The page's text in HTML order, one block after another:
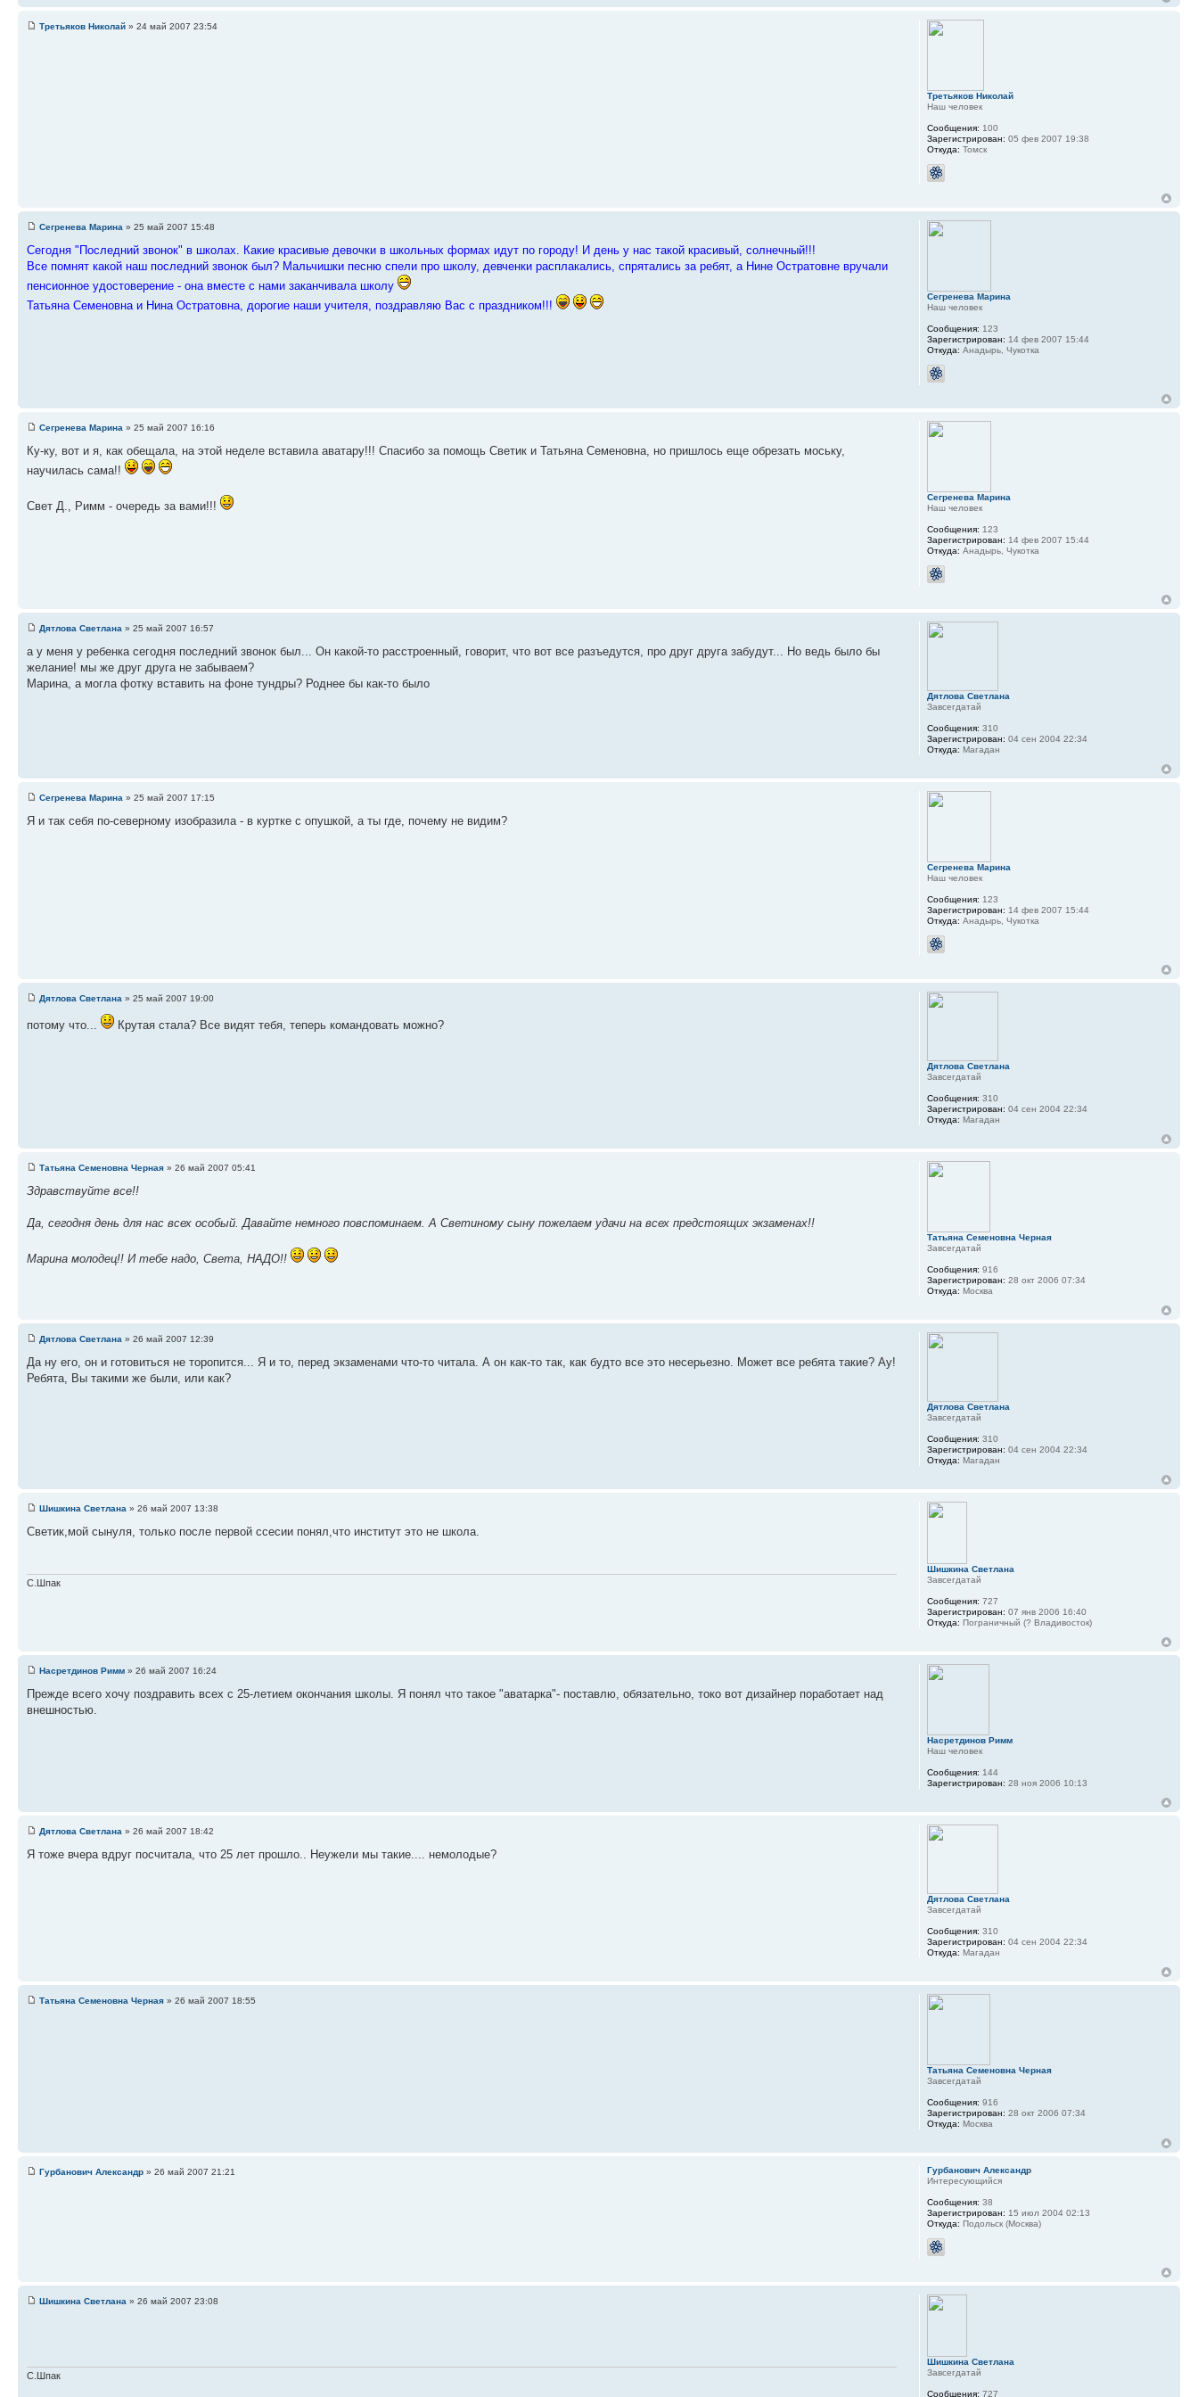
Третьяков Николай » 24 май 2007 23:54
Третьяков Николай
Наш человек
Сообщения: 100
Зарегистрирован: 05 фев 2007 19:38
Откуда: Томск
Сегренева Марина » 25 май 2007 15:48
Сегодня "Последний звонок" в школах. Какие красивые девочки в школьных формах идут по городу! И день у нас такой красивый, солнечный!!!
Все помнят какой наш последний звонок был? Мальчишки песню спели про школу, девченки расплакались, спрятались за ребят, а Нине Остратовне вручали
пенсионное удостоверение - она вместе с нами заканчивала школу
Татьяна Семеновна и Нина Остратовна, дорогие наши учителя, поздравляю Вас с праздником!!!
Сегренева Марина
Наш человек
Сообщения: 123
Зарегистрирован: 14 фев 2007 15:44
Откуда: Анадырь, Чукотка
Сегренева Марина » 25 май 2007 16:16
Ку-ку, вот и я, как обещала, на этой неделе вставила аватару!!! Спасибо за помощь Светик и Татьяна Семеновна, но пришлось еще обрезать моську,
научилась сама!!
Свет Д., Римм - очередь за вами!!!
Сегренева Марина
Наш человек
Сообщения: 123
Зарегистрирован: 14 фев 2007 15:44
Откуда: Анадырь, Чукотка
Дятлова Светлана » 25 май 2007 16:57
а у меня у ребенка сегодня последний звонок был... Он какой-то расстроенный, говорит, что вот все разъедутся, про друг друга забудут... Но ведь было бы
желание! мы же друг друга не забываем?
Марина, а могла фотку вставить на фоне тундры? Роднее бы как-то было
Дятлова Светлана
Завсегдатай
Сообщения: 310
Зарегистрирован: 04 сен 2004 22:34
Откуда: Магадан
Сегренева Марина » 25 май 2007 17:15
Я и так себя по-северному изобразила - в куртке с опушкой, а ты где, почему не видим?
Сегренева Марина
Наш человек
Сообщения: 123
Зарегистрирован: 14 фев 2007 15:44
Откуда: Анадырь, Чукотка
Дятлова Светлана » 25 май 2007 19:00
потому что... Крутая стала? Все видят тебя, теперь командовать можно?
Дятлова Светлана
Завсегдатай
Сообщения: 310
Зарегистрирован: 04 сен 2004 22:34
Откуда: Магадан
Татьяна Семеновна Черная » 26 май 2007 05:41
Здравствуйте все!!
Да, сегодня день для нас всех особый. Давайте немного повспоминаем. А Светиному сыну пожелаем удачи на всех предстоящих экзаменах!!
Марина молодец!! И тебе надо, Света, НАДО!!
Татьяна Семеновна Черная
Завсегдатай
Сообщения: 916
Зарегистрирован: 28 окт 2006 07:34
Откуда: Москва
Дятлова Светлана » 26 май 2007 12:39
Да ну его, он и готовиться не торопится... Я и то, перед экзаменами что-то читала. А он как-то так, как будто все это несерьезно. Может все ребята такие? Ау!
Ребята, Вы такими же были, или как?
Дятлова Светлана
Завсегдатай
Сообщения: 310
Зарегистрирован: 04 сен 2004 22:34
Откуда: Магадан
Шишкина Светлана » 26 май 2007 13:38
Светик,мой сынуля, только после первой ссесии понял,что институт это не школа.
С.Шпак
Шишкина Светлана
Завсегдатай
Сообщения: 727
Зарегистрирован: 07 янв 2006 16:40
Откуда: Пограничный (? Владивосток)
Насретдинов Римм » 26 май 2007 16:24
Прежде всего хочу поздравить всех с 25-летием окончания школы. Я понял что такое "аватарка"- поставлю, обязательно, токо вот дизайнер поработает над
внешностью.
Насретдинов Римм
Наш человек
Сообщения: 144
Зарегистрирован: 28 ноя 2006 10:13
Дятлова Светлана » 26 май 2007 18:42
Я тоже вчера вдруг посчитала, что 25 лет прошло.. Неужели мы такие.... немолодые?
Дятлова Светлана
Завсегдатай
Сообщения: 310
Зарегистрирован: 04 сен 2004 22:34
Откуда: Магадан
Татьяна Семеновна Черная » 26 май 2007 18:55
Татьяна Семеновна Черная
Завсегдатай
Сообщения: 916
Зарегистрирован: 28 окт 2006 07:34
Откуда: Москва
Гурбанович Александр » 26 май 2007 21:21
Гурбанович Александр
Интересующийся
Сообщения: 38
Зарегистрирован: 15 июл 2004 02:13
Откуда: Подольск (Москва)
Шишкина Светлана » 26 май 2007 23:08
С.Шпак
Шишкина Светлана
Завсегдатай
Сообщения: 727